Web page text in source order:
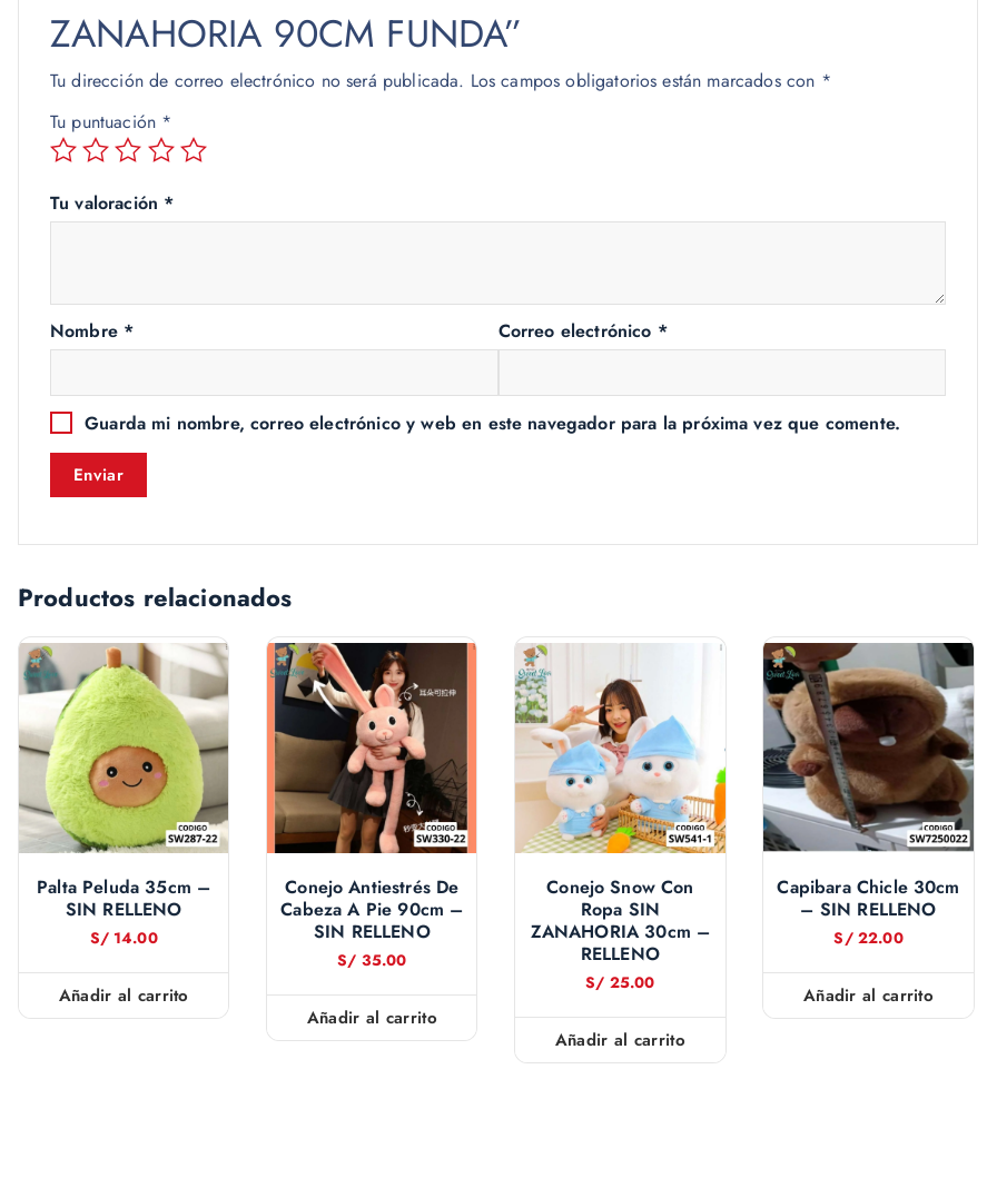
ZANAHORIA 90CM FUNDA”
Tu dirección de correo electrónico no será publicada. Los campos obligatorios están marcados con *
Tu puntuación *
Tu valoración *
Nombre * Correo electrónico *
Guarda mi nombre, correo electrónico y web en este navegador para la próxima vez que comente.
Productos relacionados
Palta Peluda 35cm –
SIN RELLENO
S/14.00
Añadir al carrito
Conejo Antiestrés De
Cabeza A Pie 90cm –
SIN RELLENO
S/ 35.00
Añadir al carrito
Conejo Snow Con
Ropa SIN
ZANAHORIA 30cm –
RELLENO
S/ 25.00
Añadir al carrito
Capibara Chicle 30cm
– SIN RELLENO
S/22.00
Añadir al carrito